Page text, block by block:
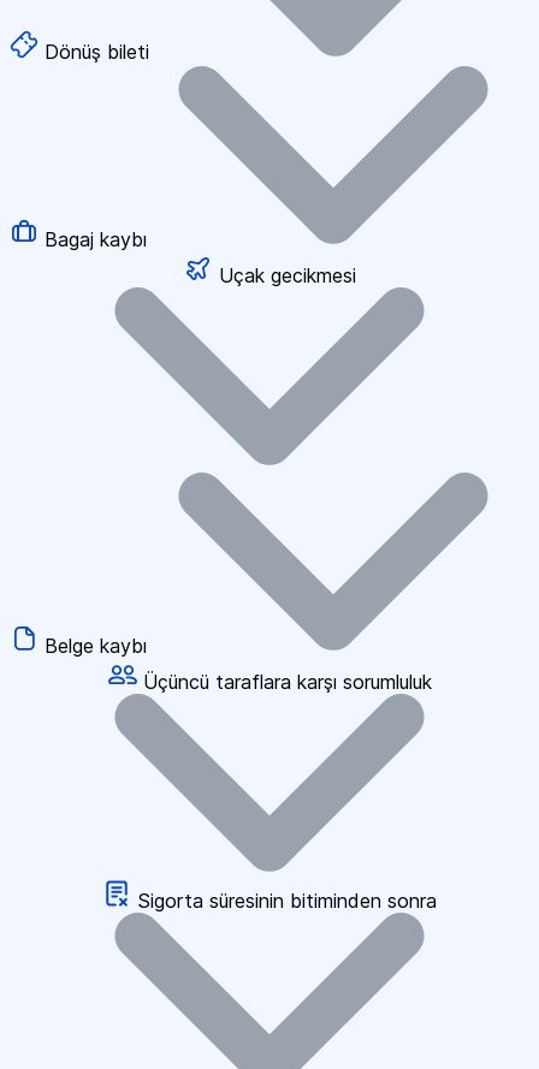
Dönüş bileti
Bagaj kaybı
Uçak gecikmesi
Belge kaybı
Üçüncü taraflara karşı sorumluluk
Sigorta süresinin bitiminden sonra